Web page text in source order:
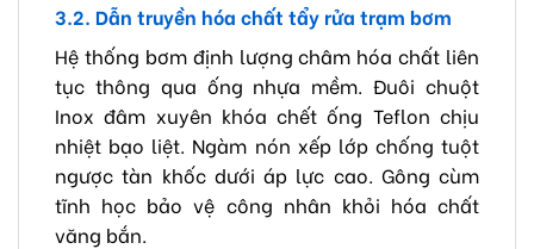
3.2. Dẫn truyền hóa chất tẩy rửa trạm bơm
Hệ thống bơm định lượng châm hóa chất liên
tục thông qua ống nhựa mềm. Đuôi chuột
Inox đâm xuyên khóa chết ống Teflon chịu
nhiệt bạo liệt. Ngàm nón xếp lớp chống tuột
ngược tàn khốc dưới áp lực cao. Gông cùm
tĩnh học bảo vệ công nhân khỏi hóa chất
văng bắn.